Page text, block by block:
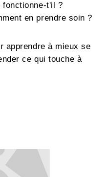
fonctionne-t'il ?
en prendre soin ?
apprendre à mieux se
ce qui touche à